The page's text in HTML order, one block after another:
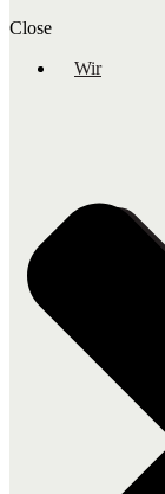
Close
Wir